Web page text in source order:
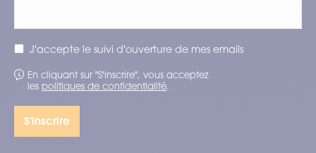
J'accepte le suivi d'ouverture de mes emails
En cliquant sur "S'inscrire", vous acceptez
les politiques de confidentialité.